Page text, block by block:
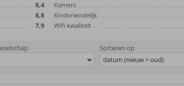
8,4
8,8
7,9
Kamers
Kindvriendelijk
Wifi kwaliteit
Sorteren op
datum (nieuw > oud)